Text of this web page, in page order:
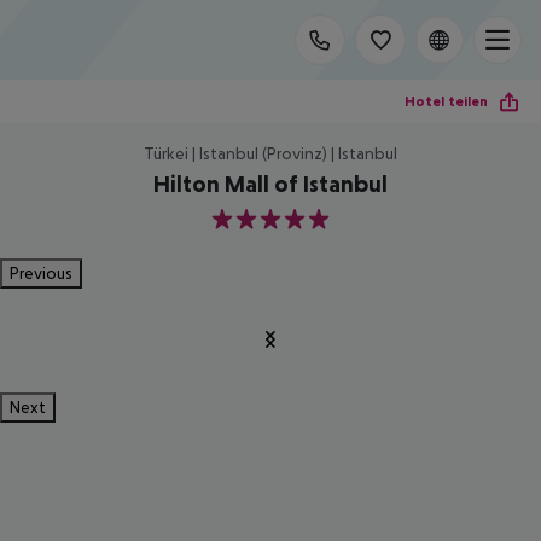
Hotel teilen
Türkei | Istanbul (Provinz) | Istanbul
Hilton Mall of Istanbul
5
Previous
Next